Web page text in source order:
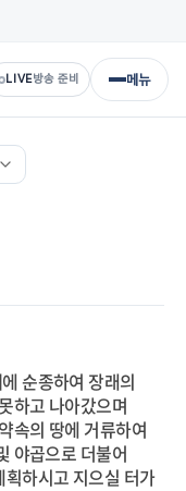
LIVE방송 준비 메뉴
순종하여 장래의
하고 나아갔으며
속의 땅에 거류하여
야곱으로 더불어
하시고 지으실 터가